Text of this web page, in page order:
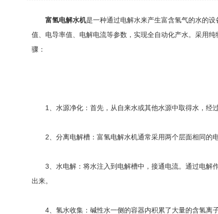
富氢电解水机是一种通过电解水来产生富含氢气的水的
值、电导率值、电解电流等参数，实现全自动化产水。采用
骤：
1、水源净化：首先，从自来水或其他水源中取得水，经
2、分离电解槽：富氢电解水机通常采用两个层面相同的
3、水电解：将水注入到电解槽中，接通电流。通过电解作
出来。
4、氢水收集：碱性水一侧的容器内积累了大量的含氢离